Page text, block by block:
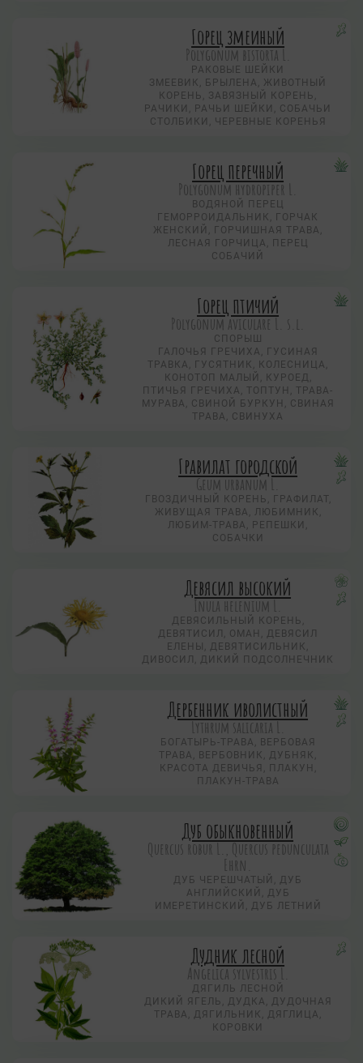
Горец змеиный
Polygonum bistorta L.
РАКОВЫЕ ШЕЙКИ
ЗМЕЕВИК, БРЫЛЕНА, ЖИВОТНЫЙ
КОРЕНЬ, ЗАВЯЗНЫЙ КОРЕНЬ,
РАЧИКИ, РАЧЬИ ШЕЙКИ, СОБАЧЬИ
СТОЛБИКИ, ЧЕРЕВНЫЕ КОРЕНЬЯ
Горец перечный
Polygonum hydropiper L.
ВОДЯНОЙ ПЕРЕЦ
ГЕМОРРОИДАЛЬНИК, ГОРЧАК
ЖЕНСКИЙ, ГОРЧИШНАЯ ТРАВА,
ЛЕСНАЯ ГОРЧИЦА, ПЕРЕЦ
СОБАЧИЙ
Горец птичий
Polygonum aviculare L. s.l.
СПОРЫШ
ГАЛОЧЬЯ ГРЕЧИХА, ГУСИНАЯ
ТРАВКА, ГУСЯТНИК, КОЛЕСНИЦА,
КОНОТОП МАЛЫЙ, КУРОЕД,
ПТИЧЬЯ ГРЕЧИХА, ТОПТУН, ТРАВА-
МУРАВА, СВИНОЙ БУРКУН, СВИНАЯ
ТРАВА, СВИНУХА
Гравилат городской
Geum urbanum L.
ГВОЗДИЧНЫЙ КОРЕНЬ, ГРАФИЛАТ,
ЖИВУЩАЯ ТРАВА, ЛЮБИМНИК,
ЛЮБИМ-ТРАВА, РЕПЕШКИ,
СОБАЧКИ
Девясил высокий
Inula helenium L.
ДЕВЯСИЛЬНЫЙ КОРЕНЬ,
ДЕВЯТИСИЛ, ОМАН, ДЕВЯСИЛ
ЕЛЕНЫ, ДЕВЯТИСИЛЬНИК,
ДИВОСИЛ, ДИКИЙ ПОДСОЛНЕЧНИК
Дербенник иволистный
Lythrum salicaria L.
БОГАТЫРЬ-ТРАВА, ВЕРБОВАЯ
ТРАВА, ВЕРБОВНИК, ДУБНЯК,
КРАСОТА ДЕВИЧЬЯ, ПЛАКУН,
ПЛАКУН-ТРАВА
Дуб обыкновенный
Quercus robur L., Quercus pedunculata
Ehrn.
ДУБ ЧЕРЕШЧАТЫЙ, ДУБ
АНГЛИЙСКИЙ, ДУБ
ИМЕРЕТИНСКИЙ, ДУБ ЛЕТНИЙ
Дудник лесной
Angelica sylvestris L.
ДЯГИЛЬ ЛЕСНОЙ
ДИКИЙ ЯГЕЛЬ, ДУДКА, ДУДОЧНАЯ
ТРАВА, ДЯГИЛЬНИК, ДЯГЛИЦА,
КОРОВКИ